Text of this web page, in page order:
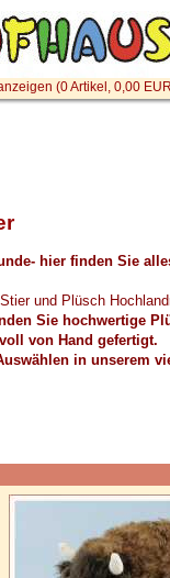
(0Artikel, 0,00
hier finden Sie
und Plüsch
Sie hochwertige
von Hand gefertigt.
in unserem